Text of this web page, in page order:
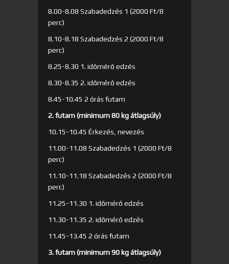
8.00-8.08 Szabadedzés 1 (2000 Ft/8
perc)
8.10-8.18 Szabadedzés 2 (2000 Ft/8
perc)
8.25-8.30 1. időmérő edzés
8.30-8.35 2. időmérő edzés
8.45-10.45 2 órás futam
2. futam (minimum 80 kg átlagsúly)
10.15-10.45 Érkezés, nevezés
11.00-11.08 Szabadedzés 1 (2000 Ft/8
perc)
11.10-11.18 Szabadedzés 2 (2000 Ft/8
perc)
11.25-11.30 1. időmérő edzés
11.30-11.35 2. időmérő edzés
11.45-13.45 2 órás futam
3. futam (minimum 90 kg átlagsúly)